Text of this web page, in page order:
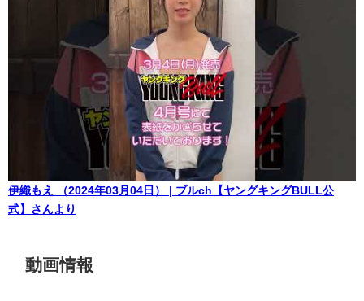
伊織もえ （2024年03月04日） | ブルch【ヤングキングBULL公
式】さんより
動画情報